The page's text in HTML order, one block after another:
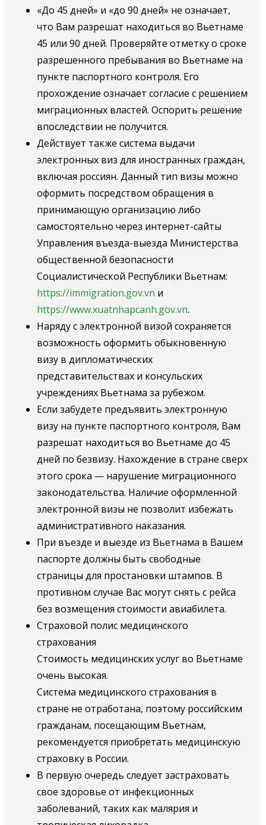
«До 45 дней» и «до 90 дней» не означает,
что Вам разрешат находиться во Вьетнаме
45 или 90 дней. Проверяйте отметку о сроке
разрешенного пребывания во Вьетнаме на
пункте паспортного контроля. Его
прохождение означает согласие с решением
миграционных властей. Оспорить решение
впоследствии не получится.
Действует также система выдачи
электронных виз для иностранных граждан,
включая россиян. Данный тип визы можно
оформить посредством обращения в
принимающую организацию либо
самостоятельно через интернет-сайты
Управления въезда-выезда Министерства
общественной безопасности
Социалистической Республики Вьетнам:
https://immigration.gov.vn и
https://www.xuatnhapcanh.gov.vn.
Наряду с электронной визой сохраняется
возможность оформить обыкновенную
визу в дипломатических
представительствах и консульских
учреждениях Вьетнама за рубежом.
Если забудете предъявить электронную
визу на пункте паспортного контроля, Вам
разрешат находиться во Вьетнаме до 45
дней по безвизу. Нахождение в стране сверх
этого срока — нарушение миграционного
законодательства. Наличие оформленной
электронной визы не позволит избежать
административного наказания.
При въезде и выезде из Вьетнама в Вашем
паспорте должны быть свободные
страницы для простановки штампов. В
противном случае Вас могут снять с рейса
без возмещения стоимости авиабилета.
Страховой полис медицинского
страхования
Стоимость медицинских услуг во Вьетнаме
очень высокая.
Система медицинского страхования в
стране не отработана, поэтому российским
гражданам, посещающим Вьетнам,
рекомендуется приобретать медицинскую
страховку в России.
В первую очередь следует застраховать
свое здоровье от инфекционных
заболеваний, таких как малярия и